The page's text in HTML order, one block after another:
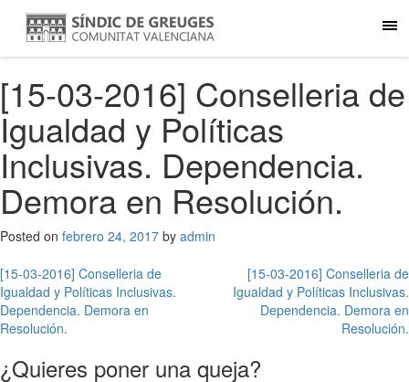
[15-03-2016] Conselleria de
Igualdad y Políticas
Inclusivas. Dependencia.
Demora en Resolución.
Posted on febrero 24, 2017 by admin
Navegación
de
entradas
[15-03-2016] Conselleria de
Igualdad y Políticas Inclusivas.
Dependencia. Demora en
Resolución.
[15-03-2016] Conselleria de
Igualdad y Políticas Inclusivas.
Dependencia. Demora en
Resolución.
¿Quieres poner una queja?